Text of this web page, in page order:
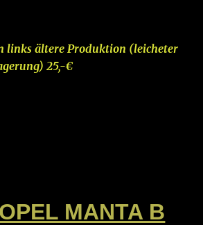
links ältere Produktion (leicheter
25,-€
MANTA B